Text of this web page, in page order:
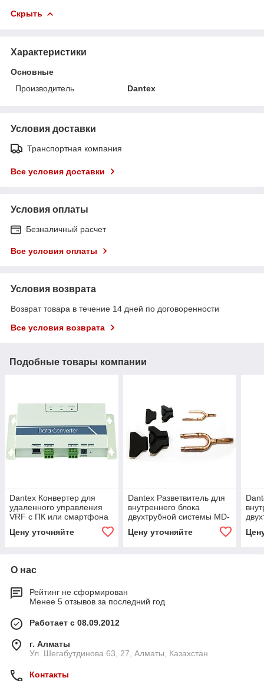
Скрыть
Характеристики
Основные
Производитель
Dantex
Условия доставки
Транспортная компания
Все условия доставки
Условия оплаты
Безналичный расчет
Все условия оплаты
Условия возврата
Возврат товара в течение 14 дней по договоренности
Все условия возврата
Подобные товары компании
Dantex Конвертер для
удаленного управления
VRF с ПК или смартфона
Цену уточняйте
Dantex Разветвитель для
внутреннего блока
двухтрубной системы MD-
Цену уточняйте
О нас
Рейтинг не сформирован
Менее 5 отзывов за последний год
Работает с 08.09.2012
г. Алматы
Ул. Шегабутдинова 63, 27, Алматы, Казахстан
Контакты